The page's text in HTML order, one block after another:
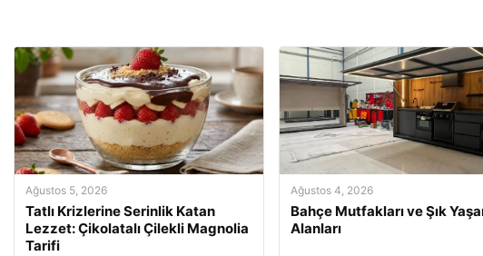
Ağustos 5, 2026
Tatlı Krizlerine Serinlik Katan
Lezzet: Çikolatalı Çilekli Magnolia
Tarifi
Ağustos 4, 2026
Bahçe Mutfakları ve Şık
Alanları